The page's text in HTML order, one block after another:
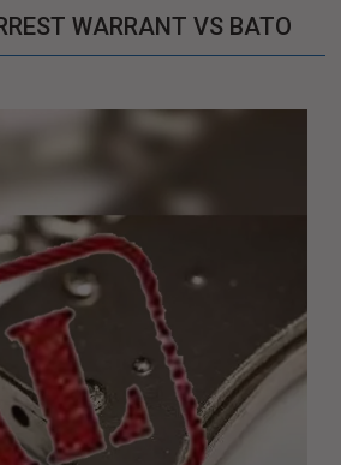
WARRANT VS BATO